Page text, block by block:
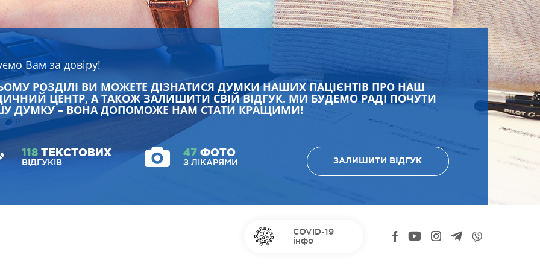
Вам за довіру!
РОЗДІЛІ ВИ МОЖЕТЕ ДІЗНАТИСЯ ДУМКИ НАШИХ ПАЦІЄНТІВ ПРО НАШ
ЦЕНТР, А ТАКОЖ ЗАЛИШИТИ СВІЙ ВІДГУК. МИ БУДЕМО РАДІ ПОЧУТИ
ДУМКУ – ВОНА ДОПОМОЖЕ НАМ СТАТИ КРАЩИМИ!
118ТЕКСТОВИХ
ВІДГУКІВ
47 ФОТО
З ЛІКАРЯМИ ЗАЛИШИТИ ВІДГУК
COVID-19
інфо